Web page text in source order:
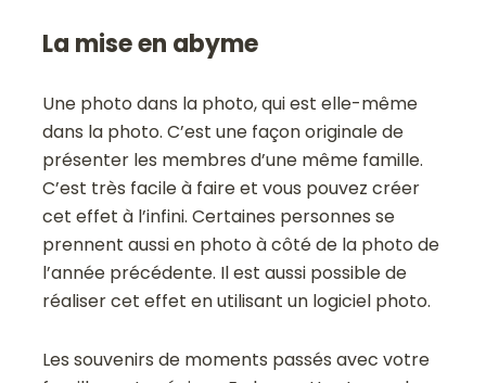
La mise en abyme
Une photo dans la photo, qui est elle-même
dans la photo. C’est une façon originale de
présenter les membres d’une même famille.
C’est très facile à faire et vous pouvez créer
cet effet à l’infini. Certaines personnes se
prennent aussi en photo à côté de la photo de
l’année précédente. Il est aussi possible de
réaliser cet effet en utilisant un logiciel photo.
Les souvenirs de moments passés avec votre